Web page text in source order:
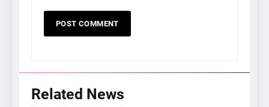
Related News